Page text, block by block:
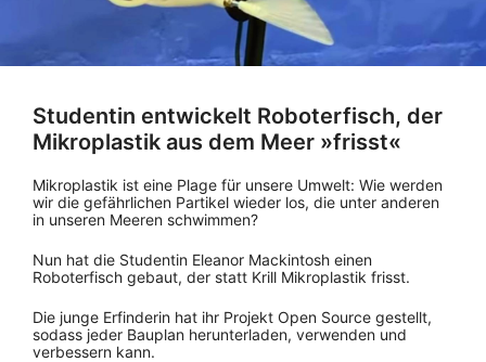
Studentin entwickelt Roboterfisch, der
Mikroplastik aus dem Meer »frisst«
Mikroplastik ist eine Plage für unsere Umwelt: Wie werden
wir die gefährlichen Partikel wieder los, die unter anderen
in unseren Meeren schwimmen?
Nun hat die Studentin Eleanor Mackintosh einen
Roboterfisch gebaut, der statt Krill Mikroplastik frisst.
Die junge Erfinderin hat ihr Projekt Open Source gestellt,
sodass jeder Bauplan herunterladen, verwenden und
verbessern kann.